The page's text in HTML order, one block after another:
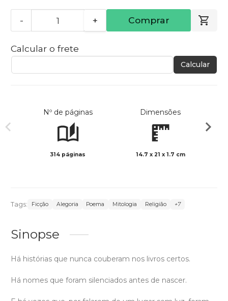
- + Comprar
Calcular o frete
Calcular
Nº de páginas
314 páginas
Dimensões
14.7 x 21 x 1.7 cm
Tags: Ficção Alegoria Poema Mitologia Religião +7
Sinopse
Há histórias que nunca couberam nos livros certos.
Há nomes que foram silenciados antes de nascer.